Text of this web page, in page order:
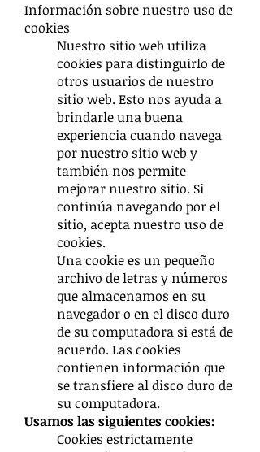
Información sobre nuestro uso de
cookies
Nuestro sitio web utiliza
cookies para distinguirlo de
otros usuarios de nuestro
sitio web. Esto nos ayuda a
brindarle una buena
experiencia cuando navega
por nuestro sitio web y
también nos permite
mejorar nuestro sitio. Si
continúa navegando por el
sitio, acepta nuestro uso de
cookies.
Una cookie es un pequeño
archivo de letras y números
que almacenamos en su
navegador o en el disco duro
de su computadora si está de
acuerdo. Las cookies
contienen información que
se transfiere al disco duro de
su computadora.
Usamos las siguientes cookies:
Cookies estrictamente